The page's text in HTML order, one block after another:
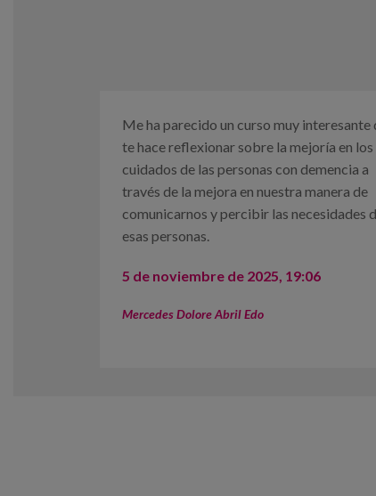
Me ha parecido un curso muy interesante
te hace reflexionar sobre la mejoría en los
cuidados de las personas con demencia a
través de la mejora en nuestra manera de
comunicarnos y percibir las necesidades
esas personas.
5 de noviembre de 2025, 19:06
Mercedes Dolore Abril Edo